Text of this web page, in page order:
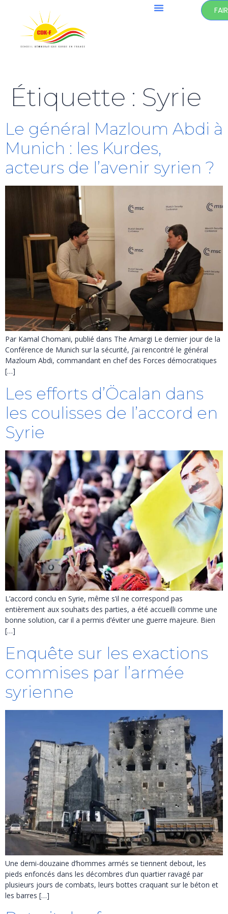
Étiquette : Syrie
Le général Mazloum Abdi à
Munich : les Kurdes,
acteurs de l’avenir syrien ?
Par Kamal Chomani, publié dans The Amargi Le dernier jour de la
Conférence de Munich sur la sécurité, j’ai rencontré le général
Mazloum Abdi, commandant en chef des Forces démocratiques
[…]
Les efforts d’Öcalan dans
les coulisses de l’accord en
Syrie
L’accord conclu en Syrie, même s’il ne correspond pas
entièrement aux souhaits des parties, a été accueilli comme une
bonne solution, car il a permis d’éviter une guerre majeure. Bien
[…]
Enquête sur les exactions
commises par l’armée
syrienne
Une demi-douzaine d’hommes armés se tiennent debout, les
pieds enfoncés dans les décombres d’un quartier ravagé par
plusieurs jours de combats, leurs bottes craquant sur le béton et
les barres […]